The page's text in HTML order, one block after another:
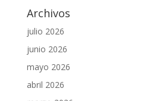
Archivos
julio 2026
junio 2026
mayo 2026
abril 2026